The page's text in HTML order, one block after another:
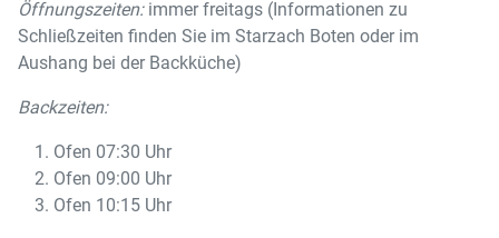
Öffnungszeiten:immer freitags (Informationen zu
Schließzeiten finden Sie im Starzach Boten oder im
Aushang bei der Backküche)
Backzeiten:
Ofen 07:30 Uhr
Ofen 09:00 Uhr
Ofen 10:15 Uhr